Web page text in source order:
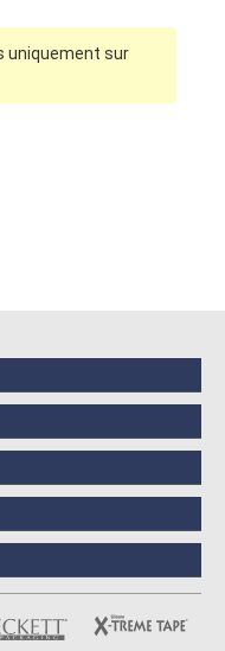
uniquement sur